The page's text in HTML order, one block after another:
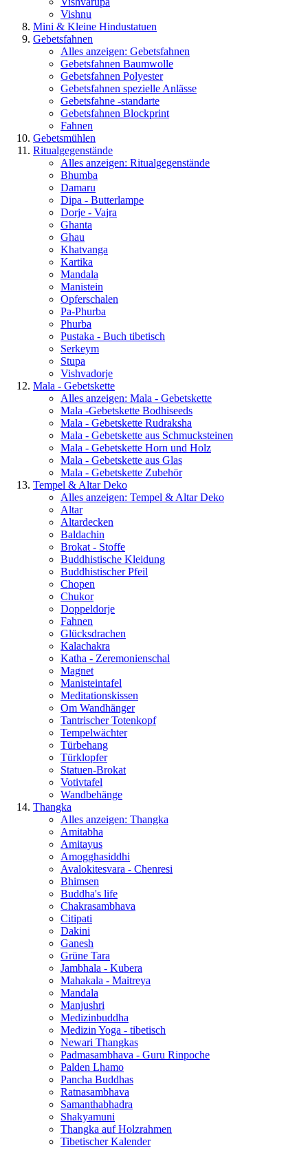
Vishnu
Mini & Kleine Hindustatuen
Gebetsfahnen
Alles anzeigen: Gebetsfahnen
Gebetsfahnen Baumwolle
Gebetsfahnen Polyester
Gebetsfahnen spezielle Anlässe
Gebetsfahne -standarte
Gebetsfahnen Blockprint
Fahnen
Gebetsmühlen
Ritualgegenstände
Alles anzeigen: Ritualgegenstände
Bhumba
Damaru
Dipa - Butterlampe
Dorje - Vajra
Ghanta
Ghau
Khatvanga
Kartika
Mandala
Manistein
Opferschalen
Pa-Phurba
Phurba
Pustaka - Buch tibetisch
Serkeym
Stupa
Vishvadorje
Mala - Gebetskette
Alles anzeigen: Mala - Gebetskette
Mala -Gebetskette Bodhiseeds
Mala - Gebetskette Rudraksha
Mala - Gebetskette aus Schmucksteinen
Mala - Gebetskette Horn und Holz
Mala - Gebetskette aus Glas
Mala - Gebetskette Zubehör
Tempel & Altar Deko
Alles anzeigen: Tempel & Altar Deko
Altar
Altardecken
Baldachin
Brokat - Stoffe
Buddhistische Kleidung
Buddhistischer Pfeil
Chopen
Chukor
Doppeldorje
Fahnen
Glücksdrachen
Kalachakra
Katha - Zeremonienschal
Magnet
Manisteintafel
Meditationskissen
Om Wandhänger
Tantrischer Totenkopf
Tempelwächter
Türbehang
Türklopfer
Statuen-Brokat
Votivtafel
Wandbehänge
Thangka
Alles anzeigen: Thangka
Amitabha
Amitayus
Amogghasiddhi
Avalokitesvara - Chenresi
Bhimsen
Buddha's life
Chakrasambhava
Citipati
Dakini
Ganesh
Grüne Tara
Jambhala - Kubera
Mahakala - Maitreya
Mandala
Manjushri
Medizinbuddha
Medizin Yoga - tibetisch
Newari Thangkas
Padmasambhava - Guru Rinpoche
Palden Lhamo
Pancha Buddhas
Ratnasambhava
Samanthabhadra
Shakyamuni
Thangka auf Holzrahmen
Tibetischer Kalender